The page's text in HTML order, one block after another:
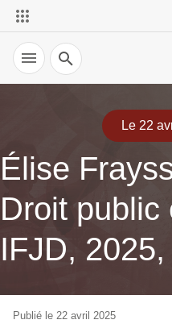
Recherche
Le 22
Élise
Droit public
IFJD,
Publié le 22 avril 2025